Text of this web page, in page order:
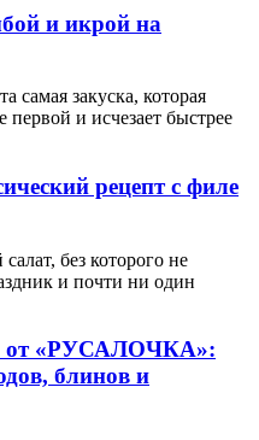
и икрой на
самая закуска, которая
первой и исчезает быстрее
рецепт с филе
без которого не
и почти ни один
от «РУСАЛОЧКА»:
блинов и